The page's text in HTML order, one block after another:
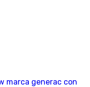
marca generac con